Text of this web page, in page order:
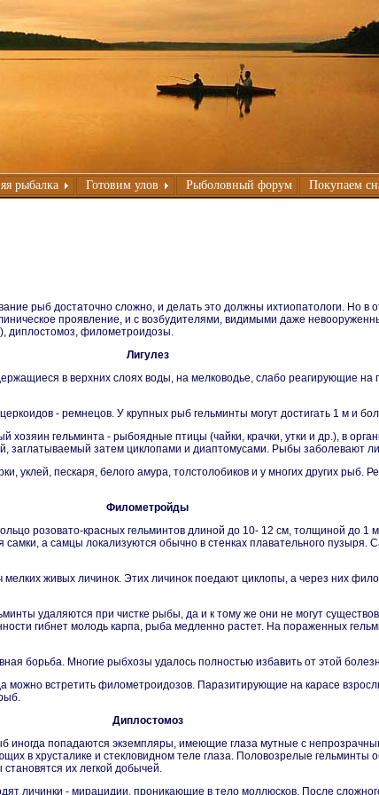
рыбалка Готовим улов Рыболовный форум Покупаем
рыб достаточно сложно, и делать это должны ихтиопатологи. Но
проявление, и с возбудителями, видимыми даже
диплостомоз, филометроидозы.
Лигулез
в верхних слоях воды, на мелководье, слабо реагирующие
- ремнецов. У крупных рыб гельминты могут достигать 1 м и
гельминта - рыбоядные птицы (чайки, крачки, утки и др.), в
заглатываемый затем циклопами и диаптомусами. Рыбы заболевают
уклей, пескаря, белого амура, толстолобиков и у многих других
Филометройды
розовато-красных гельминтов длиной до 10- 12 см, толщиной до
а самцы локализуются обычно в стенках плавательного пузыря.
мелких живых личинок. Этих личинок поедают циклопы, а через них
удаляются при чистке рыбы, да и к тому же они не могут
гибнет молодь карпа, рыба медленно растет. На пораженных
борьба. Многие рыбхозы удалось полностью избавить от этой
можно встретить филометроидозов. Паразитирующие на карасе
Диплостомоз
иногда попадаются экземпляры, имеющие глаза мутные с
в хрусталике и стекловидном теле глаза. Половозрелые
их легкой добычей.
личинки - мирацидии, проникающие в тело моллюсков. После